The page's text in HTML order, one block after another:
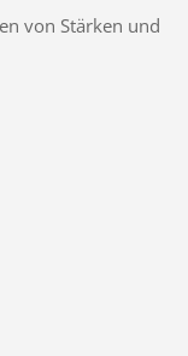
von Stärken und